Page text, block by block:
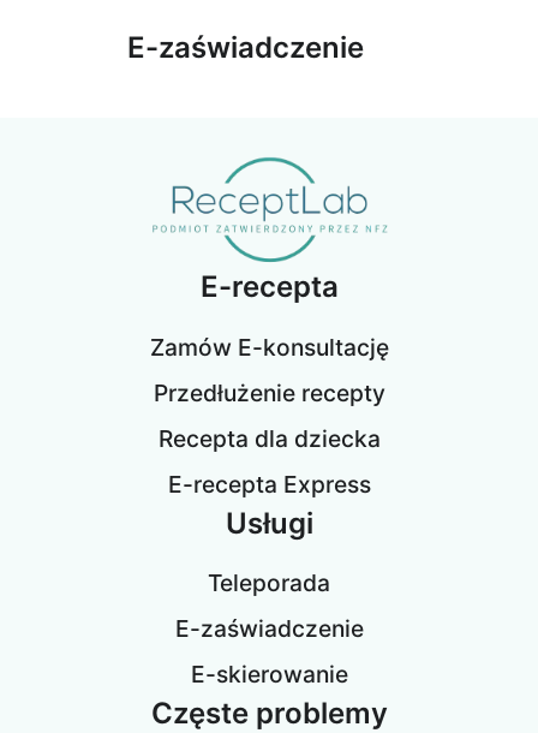
E-zaświadczenie
E-recepta
Zamów E-konsultację
Przedłużenie recepty
Recepta dla dziecka
E-recepta Express
Usługi
Teleporada
E-zaświadczenie
E-skierowanie
Częste problemy